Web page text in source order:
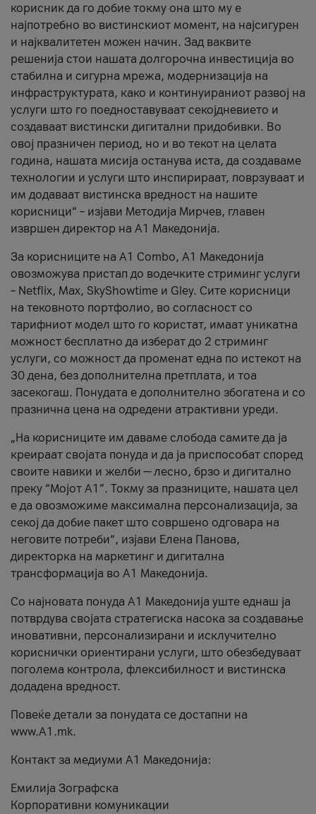
корисник да го добие токму она што му е
најпотребно во вистинскиот момент, на најсигурен
и најквалитетен можен начин. Зад ваквите
решенија стои нашата долгорочна инвестиција во
стабилна и сигурна мрежа, модернизација на
инфраструктурата, како и континуираниот развој на
услуги што го поедноставуваат секојдневието и
создаваат вистински дигитални придобивки. Во
овој празничен период, но и во текот на целата
година, нашата мисија останува иста, да создаваме
технологии и услуги што инспирираат, поврзуваат и
им додаваат вистинска вредност на нашите
корисници“ – изјави Методија Мирчев, главен
извршен директор на А1 Македонија.
За корисниците на A1 Combo, А1 Македонија
овозможува пристап до водечките стриминг услуги
– Netflix, Max, SkyShowtime и Gley. Сите корисници
на тековното портфолио, во согласност со
тарифниот модел што го користат, имаат уникатна
можност бесплатно да изберат до 2 стриминг
услуги, со можност да променат една по истекот на
30 дена, без дополнителна претплата, и тоа
засекогаш. Понудата е дополнително збогатена и со
празнична цена на одредени атрактивни уреди.
„На корисниците им даваме слобода самите да ја
креираат својата понуда и да ја приспособат според
своите навики и желби — лесно, брзо и дигитално
преку “Мојот А1”. Токму за празниците, нашата цел
е да овозможиме максимална персонализација, за
секој да добие пакет што совршено одговара на
неговите потреби“, изјави Елена Панова,
директорка на маркетинг и дигитална
трансформација во А1 Македонија.
Со најновата понуда А1 Македонија уште еднаш ја
потврдува својата стратегиска насока за создавање
иновативни, персонализирани и исклучително
кориснички ориентирани услуги, што обезбедуваат
поголема контрола, флексибилност и вистинска
додадена вредност.
Повеќе детали за понудата се достапни на
www.А1.mk.
Контакт за медиуми А1 Македонија:
Емилија Зографска
Корпоративни комуникации